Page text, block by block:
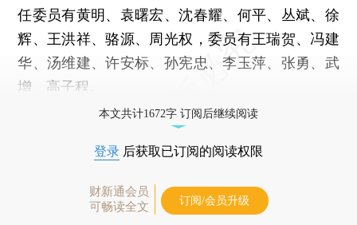
任委员有黄明、袁曙宏、沈春耀、何平、丛斌、徐
辉、王洪祥、骆源、周光权，委员有王瑞贺、冯建
华、汤维建、许安标、孙宪忠、李玉萍、张勇、武
增、高子程。
本文共计1672字 订阅后继续阅读
登录 后获取已订阅的阅读权限
财新通会员
可畅读全文
订阅/会员升级